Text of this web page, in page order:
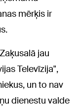
mērķis ir
jau
Televīzija",
un to nav
dienestu valde